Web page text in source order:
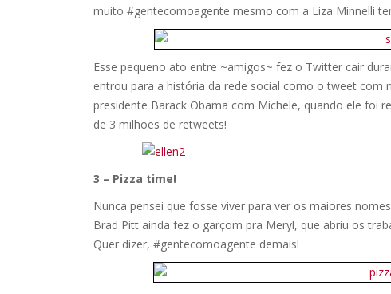
muito #gentecomoagente mesmo com a Liza Minnelli
Esse pequeno ato entre ~amigos~ fez o Twitter cair
entrou para a história da rede social como o tweet com
presidente Barack Obama com Michele, quando ele foi
de 3 milhões de retweets!
3 – Pizza time!
Nunca pensei que fosse viver para ver os maiores
Brad Pitt ainda fez o garçom pra Meryl, que abriu os
Quer dizer, #gentecomoagente demais!